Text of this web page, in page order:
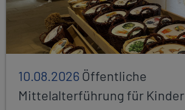
10.08.2026Öffentliche
Mittelalterführung für Kinder